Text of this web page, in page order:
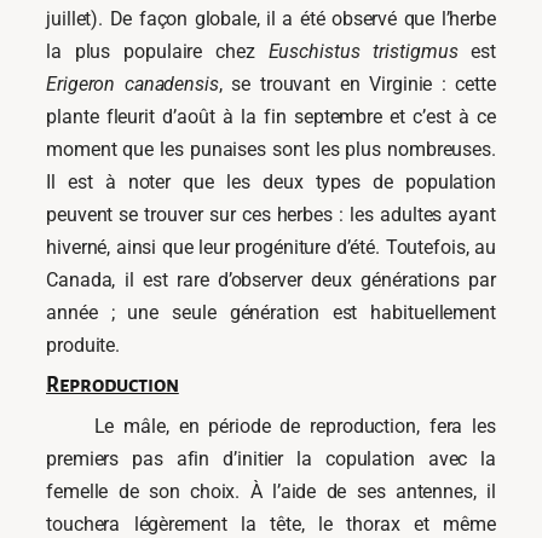
juillet). De façon globale, il a été observé que l’herbe
la plus populaire chez Euschistus tristigmusest
Erigeron canadensis, se trouvant en Virginie : cette
plante fleurit d’août à la fin septembre et c’est à ce
moment que les punaises sont les plus nombreuses.
Il est à noter que les deux types de population
peuvent se trouver sur ces herbes : les adultes ayant
hiverné, ainsi que leur progéniture d’été. Toutefois, au
Canada, il est rare d’observer deux générations par
année ; une seule génération est habituellement
produite.
Reproduction
Le mâle, en période de reproduction, fera les
premiers pas afin d’initier la copulation avec la
femelle de son choix. À l’aide de ses antennes, il
touchera légèrement la tête, le thorax et même